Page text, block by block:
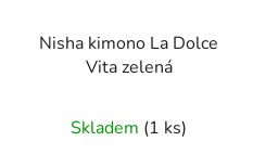
Nisha kimono La Dolce
Vita zelená
Skladem (1 ks)